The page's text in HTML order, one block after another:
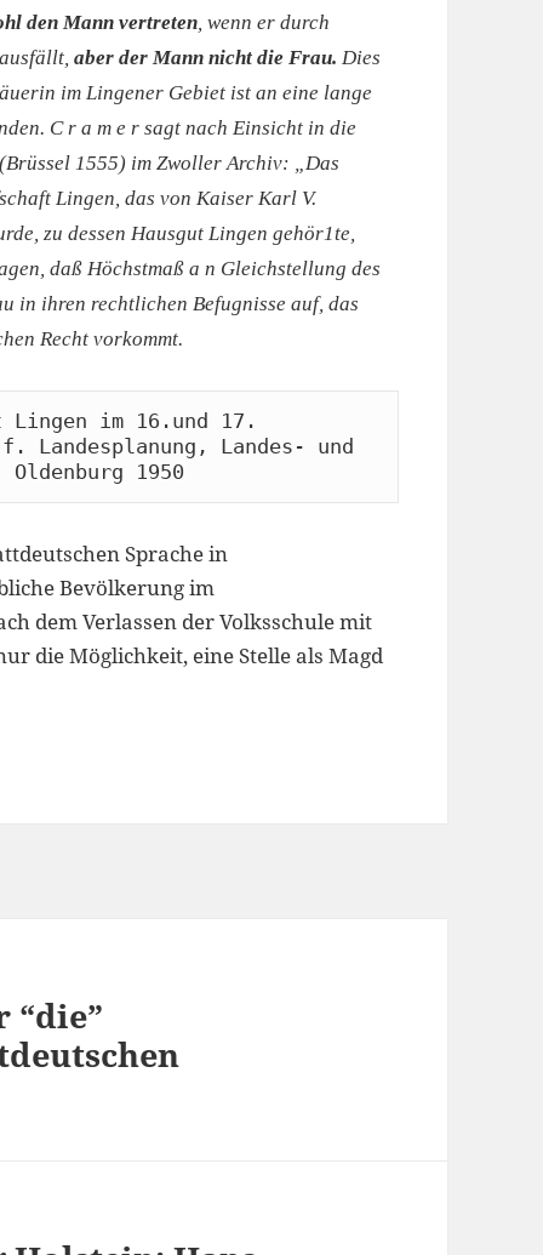
den Mann vertreten , wenn er durch
ausfällt,aber der Mann nicht die Frau. Dies
im Lingener Gebiet ist an eine lange
C r a m e r sagt nach Einsicht in die
1555) im Zwoller Archiv: „Das
Lingen, das von Kaiser Karl V.
zu dessen Hausgut Lingen gehör1te,
daß Höchstmaß a n Gleichstellung des
in ihren rechtlichen Befugnisse auf, das
Recht vorkommt.
Lingen im 16.und 17.
Landes- und
1950
Sprache in
Bevölkerung im
dem Verlassen der Volksschule mit
die Möglichkeit, eine Stelle als Magd
“die”